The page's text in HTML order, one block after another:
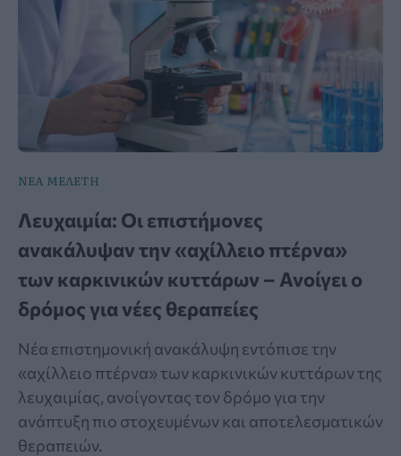
ΝΕΑ ΜΕΛΕΤΗ
Λευχαιμία: Οι επιστήμονες
ανακάλυψαν την «αχίλλειο πτέρνα»
των καρκινικών κυττάρων – Ανοίγει ο
δρόμος για νέες θεραπείες
Νέα επιστημονική ανακάλυψη εντόπισε την
«αχίλλειο πτέρνα» των καρκινικών κυττάρων της
λευχαιμίας, ανοίγοντας τον δρόμο για την
ανάπτυξη πιο στοχευμένων και αποτελεσματικών
θεραπειών.